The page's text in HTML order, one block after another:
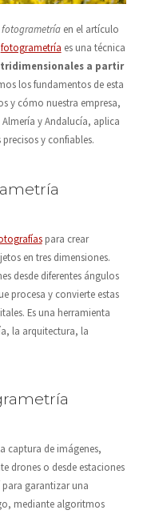
fotogrametríaen el artículo
fotogrametría es una técnica
a partir
los fundamentos de esta
y cómo nuestra empresa,
y Andalucía, aplica
y confiables.
para crear
en tres dimensiones.
desde diferentes ángulos
procesa y convierte estas
Es una herramienta
la arquitectura, la
captura de imágenes,
drones o desde estaciones
para garantizar una
mediante algoritmos